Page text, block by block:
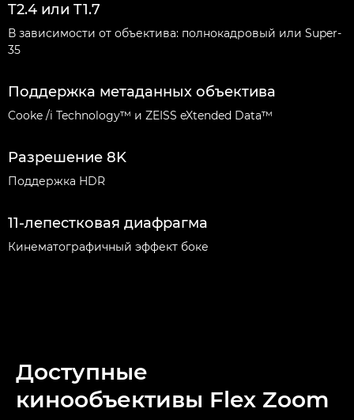
T2.4 или T1.7
В зависимости от объектива: полнокадровый или Super-
35
Поддержка метаданных объектива
Cooke /i Technology™ и ZEISS eXtended Data™
Разрешение 8K
Поддержка HDR
11-лепестковая диафрагма
Кинематографичный эффект боке
Доступные
кинообъективы Flex Zoom